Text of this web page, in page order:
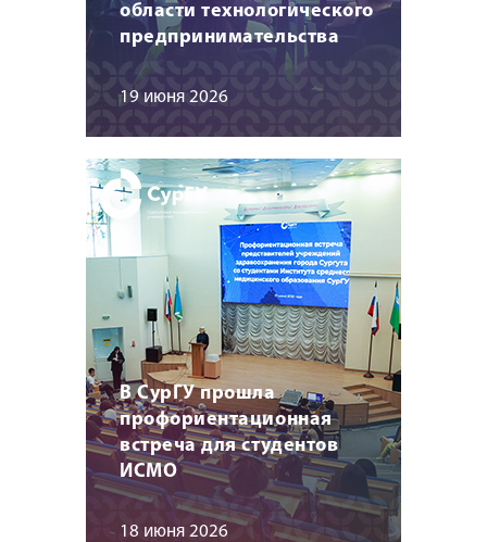
области технологического
предпринимательства
19 июня 2026
В СурГУ прошла
профориентационная
встреча для студентов
ИСМО
18 июня 2026